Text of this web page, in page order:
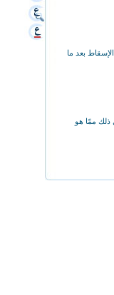
بعد ما
ذلك ممّا هو